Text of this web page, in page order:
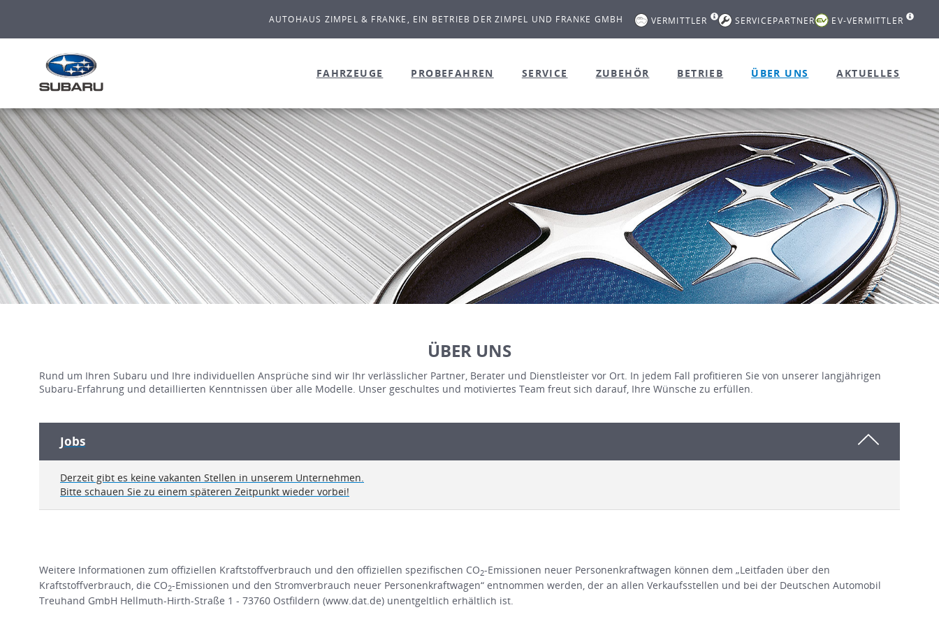
AUTOHAUS ZIMPEL & FRANKE, EIN BETRIEB DER ZIMPEL UND FRANKE GMBH VERMITTLER SERVICEPARTNER EV-VERMITTLER
FAHRZEUGE PROBEFAHREN SERVICE ZUBEHÖR BETRIEB ÜBER UNS AKTUELLES
ÜBER UNS
Rund um Ihren Subaru und Ihre individuellen Ansprüche sind wir Ihr verlässlicher Partner, Berater und Dienstleister vor Ort. In jedem Fall profitieren Sie von unserer langjährigen
Subaru-Erfahrung und detaillierten Kenntnissen über alle Modelle. Unser geschultes und motiviertes Team freut sich darauf, Ihre Wünsche zu erfüllen.
Jobs
Derzeit gibt es keine vakanten Stellen in unserem Unternehmen.
Bitte schauen Sie zu einem späteren Zeitpunkt wieder vorbei!
Weitere Informationen zum offiziellen Kraftstoffverbrauch und den offiziellen spezifischen CO2-Emissionen neuer Personenkraftwagen können dem „Leitfaden über den
Kraftstoffverbrauch, die CO2-Emissionen und den Stromverbrauch neuer Personenkraftwagen“ entnommen werden, der an allen Verkaufsstellen und bei der Deutschen Automobil
Treuhand GmbH Hellmuth-Hirth-Straße 1 - 73760 Ostfildern (www.dat.de) unentgeltlich erhältlich ist.